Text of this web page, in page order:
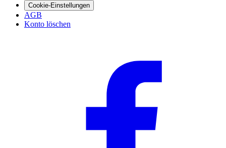
Cookie-Einstellungen
AGB
Konto löschen